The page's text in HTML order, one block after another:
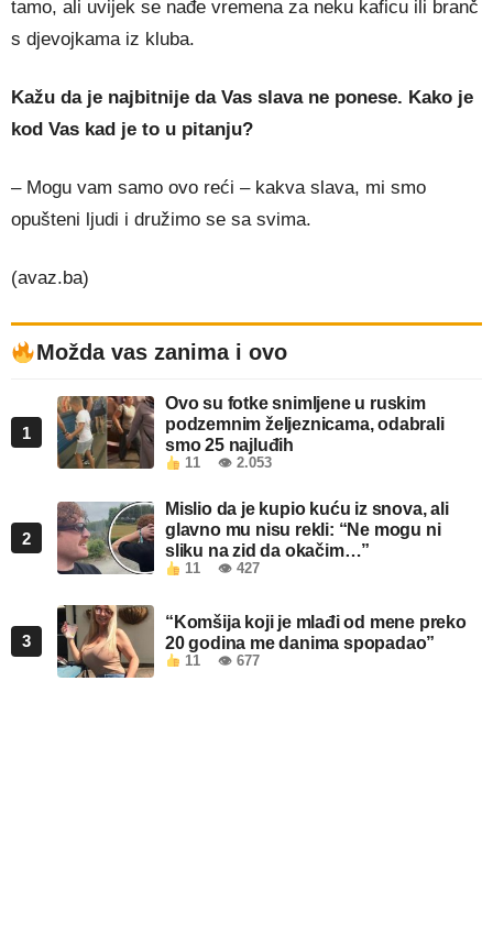
tamo, ali uvijek se nađe vremena za neku kaficu ili branč
s djevojkama iz kluba.
Kažu da je najbitnije da Vas slava ne ponese. Kako je
kod Vas kad je to u pitanju?
– Mogu vam samo ovo reći – kakva slava, mi smo
opušteni ljudi i družimo se sa svima.
(avaz.ba)
Možda vas zanima i ovo
1
Ovo su fotke snimljene u ruskim
podzemnim željeznicama, odabrali
smo 25 najluđih
11 👁 2.053
2
Mislio da je kupio kuću iz snova, ali
glavno mu nisu rekli: “Ne mogu ni
sliku na zid da okačim…”
11 👁 427
3
“Komšija koji je mlađi od mene preko
20 godina me danima spopadao”
11 👁 677